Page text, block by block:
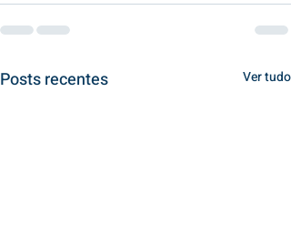
Posts recentes Ver tudo